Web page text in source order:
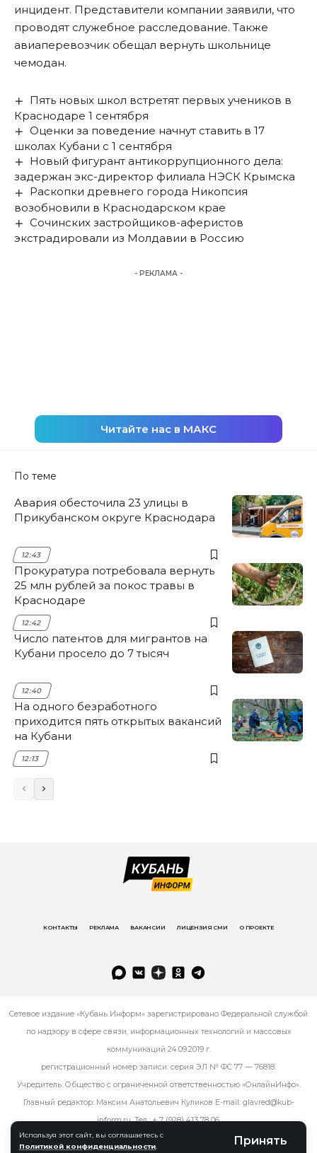
Используя этот сайт, вы соглашаетесь с
Политикой конфиденциальности
Принять
инцидент. Представители компании заявили, что
проводят служебное расследование. Также
авиаперевозчик обещал вернуть школьнице
чемодан.
Пять новых школ встретят первых учеников в
Краснодаре 1 сентября
Оценки за поведение начнут ставить в 17
школах Кубани с 1 сентября
Новый фигурант антикоррупционного дела:
задержан экс-директор филиала НЭСК Крымска
Раскопки древнего города Никопсия
возобновили в Краснодарском крае
Сочинских застройщиков-аферистов
экстрадировали из Молдавии в Россию
- РЕКЛАМА -
Читайте нас в МАКС
По теме
Авария обесточила 23 улицы в
Прикубанском округе Краснодара
12:43
Прокуратура потребовала вернуть
25 млн рублей за покос травы в
Краснодаре
12:42
Число патентов для мигрантов на
Кубани просело до 7 тысяч
12:40
На одного безработного
приходится пять открытых вакансий
на Кубани
12:13
КОНТАКТЫ РЕКЛАМА ВАКАНСИИ ЛИЦЕНЗИЯ СМИ О ПРОЕКТЕ
Сетевое издание «Кубань Информ» зарегистрировано Федеральной службой
по надзору в сфере связи, информационных технологий и массовых
коммуникаций 24.09.2019 г.
регистрационный номер записи: серия ЭЛ № ФС 77 — 76818.
Учредитель: Общество с ограниченной ответственностью «ОнлайнИнфо».
Главный редактор: Максим Анатольевич Куликов E-mail: glavred@kub-
inform.ru. Тел.:+ 7 (928) 413 78 06.